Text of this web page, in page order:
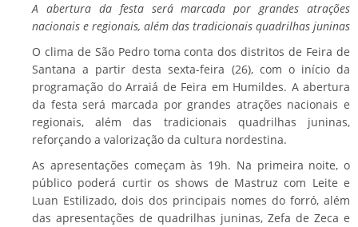
A abertura da festa será marcada por grandes atrações
nacionais e regionais, além das tradicionais quadrilhas juninas
O clima de São Pedro toma conta dos distritos de Feira de
Santana a partir desta sexta-feira (26), com o início da
programação do Arraiá de Feira em Humildes. A abertura
da festa será marcada por grandes atrações nacionais e
regionais, além das tradicionais quadrilhas juninas,
reforçando a valorização da cultura nordestina.
As apresentações começam às 19h. Na primeira noite, o
público poderá curtir os shows de Mastruz com Leite e
Luan Estilizado, dois dos principais nomes do forró, além
das apresentações de quadrilhas juninas, Zefa de Zeca e